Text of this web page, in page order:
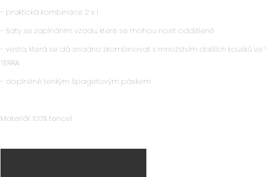
- praktická kombinace 2 v 1
- šaty se zapínáním vzadu, které se mohou nosit odděleně
- vesta, která se dá snadno zkombinovat s množstvím dalších kousků ve
TERRA
- doplněné tenkým špagetovým páskem
Materiál: 100% tencel